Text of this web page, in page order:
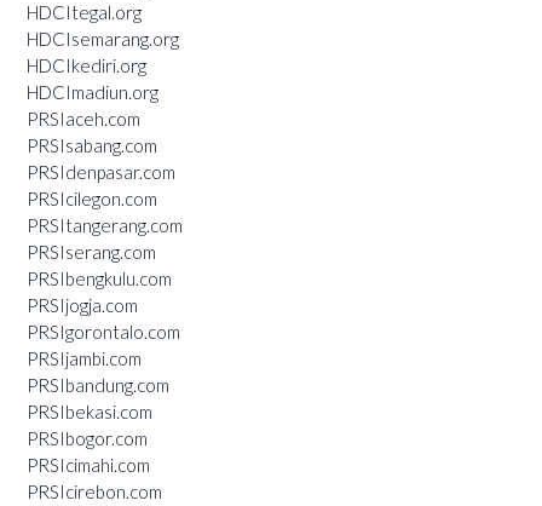
HDCItegal.org
HDCIsemarang.org
HDCIkediri.org
HDCImadiun.org
PRSIaceh.com
PRSIsabang.com
PRSIdenpasar.com
PRSIcilegon.com
PRSItangerang.com
PRSIserang.com
PRSIbengkulu.com
PRSIjogja.com
PRSIgorontalo.com
PRSIjambi.com
PRSIbandung.com
PRSIbekasi.com
PRSIbogor.com
PRSIcimahi.com
PRSIcirebon.com